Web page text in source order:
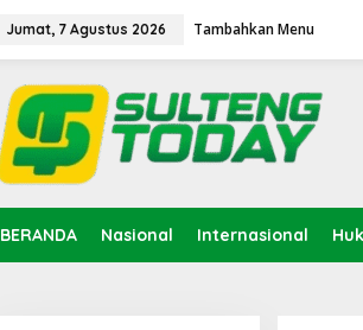
Jumat, 7 Agustus 2026 Tambahkan Menu
BERANDA Nasional Internasional